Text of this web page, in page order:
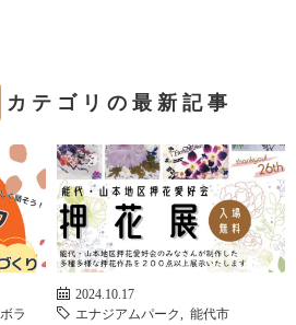
カテゴリの最新記事
ボラ
2024.10.17
エナジアムパーク
能代市